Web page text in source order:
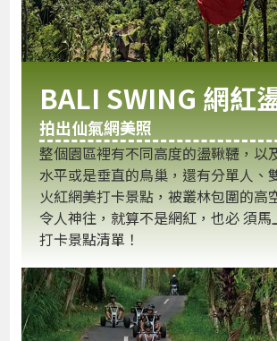
BALI SWING 網紅
拍出仙氣網美照
整個園區裡有不同高度的盪鞦韆，以
水平或是垂直的鳥巢，還有分單人、
火紅網美打卡景點，被叢林包圍的高
令人神往，就算不是網紅，也必 須馬
打卡景點清單！